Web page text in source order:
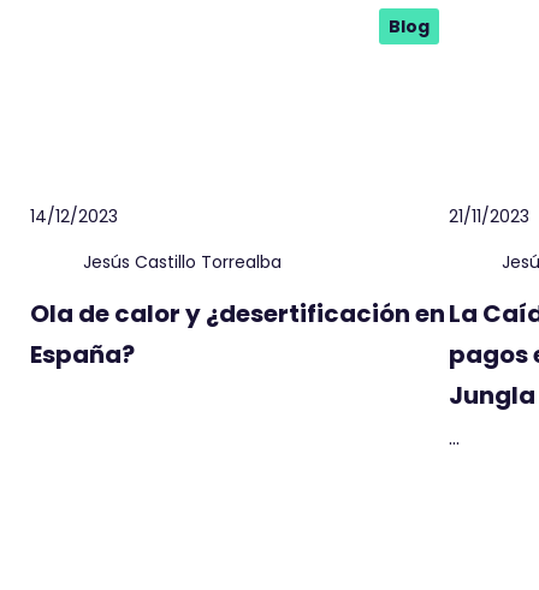
Blog
14/12/2023
Jesús Castillo Torrealba
Ola de calor y ¿desertificación en
España?
21/11/2023
La
pagos
...